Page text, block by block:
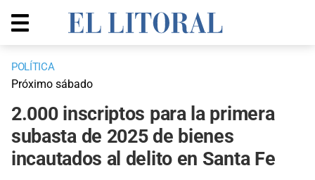
POLÍTICA
Próximo sábado
2.000 inscriptos para la primera
subasta de 2025 de bienes
incautados al delito en Santa Fe